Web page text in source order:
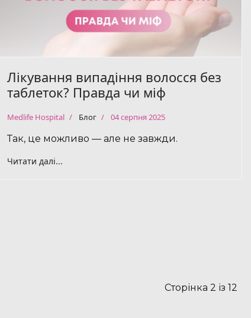
Лікування випадіння волосся без
таблеток? Правда чи міф
Medlife Hospital Блог 04 серпня 2025
Так, це можливо — але не завжди.
Читати далі...
Сторінка 2 із 12